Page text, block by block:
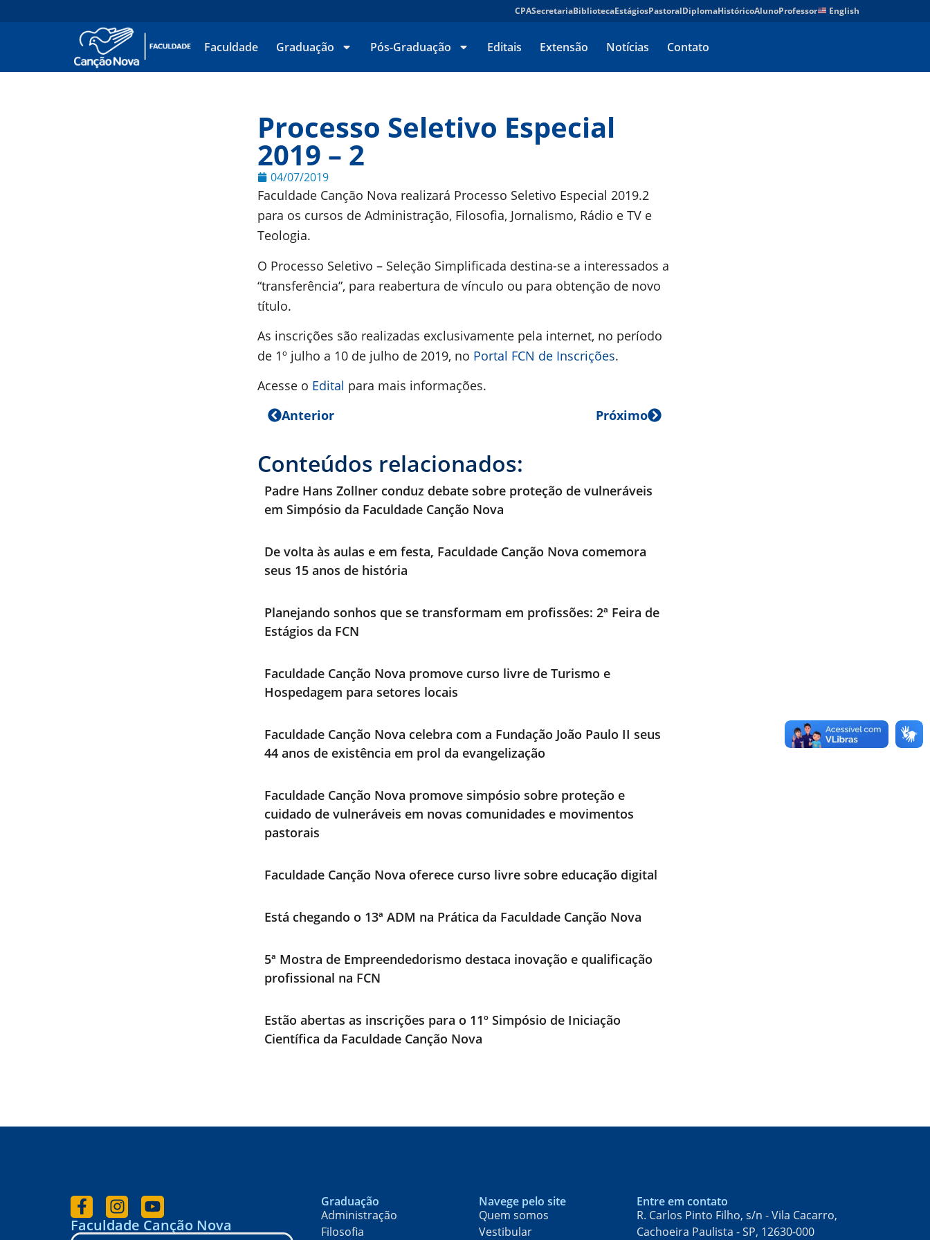
CPASecretariaBibliotecaEstágiosPastoralDiplomaHistóricoAlunoProfessor English
Faculdade Graduação Pós-Graduação Editais Extensão Notícias Contato
Processo Seletivo Especial
2019 – 2
04/07/2019
Faculdade Canção Nova realizará Processo Seletivo Especial 2019.2
para os cursos de Administração, Filosofia, Jornalismo, Rádio e TV e
Teologia.
O Processo Seletivo – Seleção Simplificada destina-se a interessados a
“transferência”, para reabertura de vínculo ou para obtenção de novo
título.
As inscrições são realizadas exclusivamente pela internet, no período
de 1º julho a 10 de julho de 2019, no Portal FCN de Inscrições.
Acesse o Edital para mais informações.
Anterior
Próximo
Conteúdos relacionados:
Padre Hans Zollner conduz debate sobre proteção de vulneráveis
em Simpósio da Faculdade Canção Nova
De volta às aulas e em festa, Faculdade Canção Nova comemora
seus 15 anos de história
Planejando sonhos que se transformam em profissões: 2ª Feira de
Estágios da FCN
Faculdade Canção Nova promove curso livre de Turismo e
Hospedagem para setores locais
Faculdade Canção Nova celebra com a Fundação João Paulo II seus
44 anos de existência em prol da evangelização
Faculdade Canção Nova promove simpósio sobre proteção e
cuidado de vulneráveis em novas comunidades e movimentos
pastorais
Faculdade Canção Nova oferece curso livre sobre educação digital
Está chegando o 13ª ADM na Prática da Faculdade Canção Nova
5ª Mostra de Empreendedorismo destaca inovação e qualificação
profissional na FCN
Estão abertas as inscrições para o 11º Simpósio de Iniciação
Científica da Faculdade Canção Nova
Faculdade Canção Nova
Graduação
Administração
Filosofia
Navege pelo site
Quem somos
Vestibular
Entre em contato
R. Carlos Pinto Filho, s/n - Vila Cacarro,
Cachoeira Paulista - SP, 12630-000​